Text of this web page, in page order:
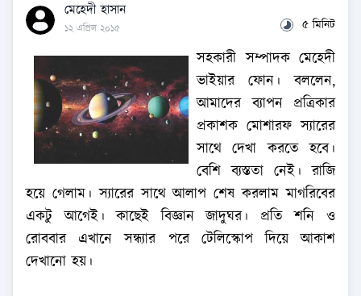
মেহেদী হাসান
১২ এপ্রিল ২০১৫ ৫ মিনিট
সহকারী সম্পাদক মেহেদী
ভাইয়ার ফোন। বললেন,
আমাদের ব্যাপন প্রত্রিকার
প্রকাশক মোশারফ স্যারের
সাথে দেখা করতে হবে।
বেশি ব্যস্ততা নেই। রাজি
হয়ে গেলাম। স্যারের সাথে আলাপ শেষ করলাম মাগরিবের
একটু আগেই। কাছেই বিজ্ঞান জাদুঘর। প্রতি শনি ও
রোববার এখানে সন্ধ্যার পরে টেলিস্কোপ দিয়ে আকাশ
দেখানো হয়।